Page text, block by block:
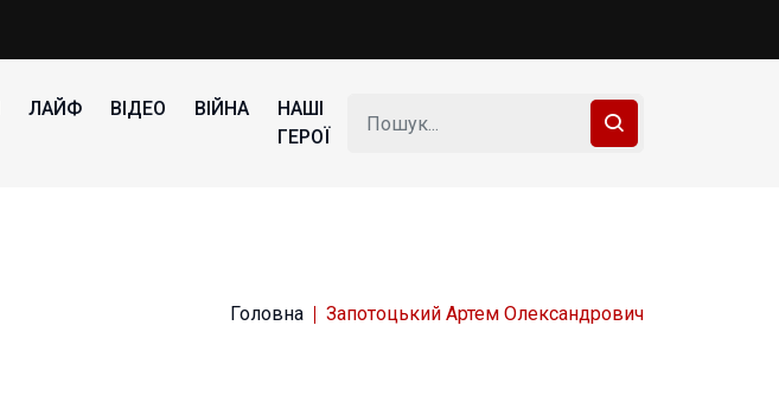
ЛАЙФ ВІДЕО ВІЙНА
НАШІ
ГЕРОЇ
Головна Запотоцький Артем Олександрович